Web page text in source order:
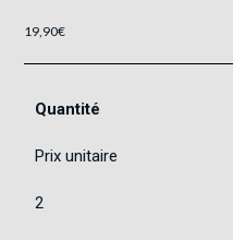
19,90€
Quantité
Prix unitaire
2